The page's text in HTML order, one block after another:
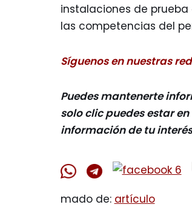
instalaciones de
las competencias del
Síguenos en nuestras
Puedes mantenerte
solo clic puedes estar
información de tu
mado de: artículo